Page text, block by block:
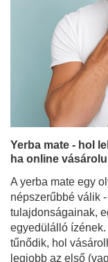
Yerba mate - hol
ha online
A yerba mate egy
népszerűbbé válik
tulajdonságainak,
egyedülálló
legjobb az első
yerba mate egyre
kötött boltokban,
legszélesebb
kényelmet,
a legjobb döntés a
kiváló minőségű
kiegészítőket és